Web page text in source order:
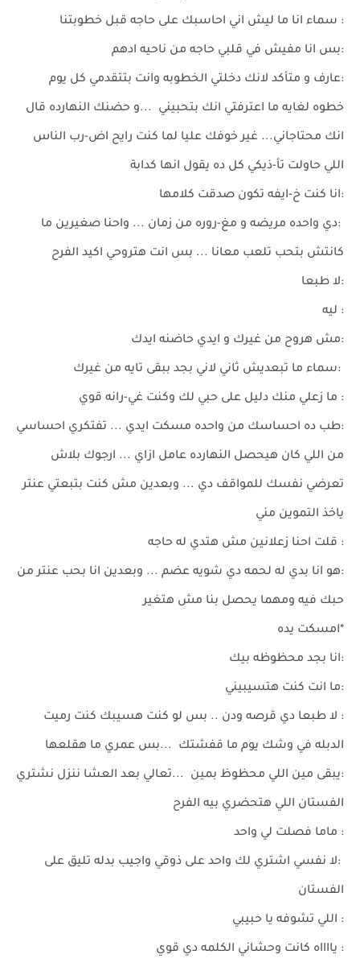
: سماء انا ما ليش اني احاسبك على حاجه قبل خطوبتنا
:بس انا مفيش في قلبي حاجه من ناحيه ادهم
:عارف و متأكد لانك دخلتي الخطوبه وانت بتتقدمي كل يوم
خطوه لغايه ما اعترفتي انك بتحبيني ...و حضنك النهارده قال
انك محتاجاني... غير خوفك عليا لما كنت رايح اض-رب الناس
اللي حاولت تأ-ذيكي كل ده يقول انها كدابة
:انا كنت خ-ايفه تكون صدقت كلامها
:دي واحده مريضه و مغ-روره من زمان ... واحنا صغيرين ما
كانتش بتحب تلعب معانا ... بس انت هتروحي اكيد الفرح
:لا طبعا
: ليه
:مش هروح من غيرك و ايدي حاضنه ايدك
:سماء ما تبعديش ثاني لاني بجد ببقى تايه من غيرك
: ما زعلي منك دليل على حبي لك وكنت غي-رانه قوي
:طب ده احساسك من واحده مسكت ايدي ... تفتكري احساسي
من اللي كان هيحصل النهارده عامل ازاي ... ارجوك بلاش
تعرضي نفسك للمواقف دي ... وبعدين مش كنت بتبعتي عنتر
ياخذ التموين مني
: قلت احنا زعلانين مش هتدي له حاجه
:هو انا بدي له لحمه دي شويه عضم ... وبعدين انا بحب عنتر من
حبك فيه ومهما يحصل بنا مش هتغير
*امسكت يده
:انا بجد محظوظه بيك
:ما انت كنت هتسيبيني
: لا طبعا دي قرصه ودن .. بس لو كنت هسيبك كنت رميت
الدبله في وشك يوم ما قفشتك ...بس عمري ما هقلعها
:يبقى مين اللي محظوظ بمين ...تعالي بعد العشا ننزل نشتري
الفستان اللي هتحضري بيه الفرح
: ماما فصلت لي واحد
:لا نفسي اشتري لك واحد على ذوقي واجيب بدله تليق على
الفستان
: اللي تشوفه يا حبيبي
: يااااه كانت وحشاني الكلمه دي قوي